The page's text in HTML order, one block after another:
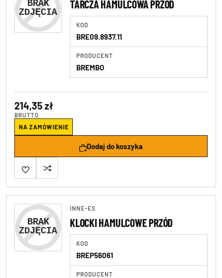
TARCZA HAMULCOWA PRZÓD
KOD
BRE09.8937.11
PRODUCENT
BREMBO
214,35 zł
BRUTTO
NA ZAMÓWIENIE
Dodaj do koszyka
INNE-ES
KLOCKI HAMULCOWE PRZÓD
KOD
BREP56061
PRODUCENT